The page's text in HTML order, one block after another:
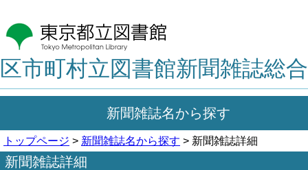
区市町村立図書館新聞雑誌総
新聞雑誌名から探す
トップページ > 新聞雑誌名から探す > 新聞雑誌詳細
新聞雑誌詳細